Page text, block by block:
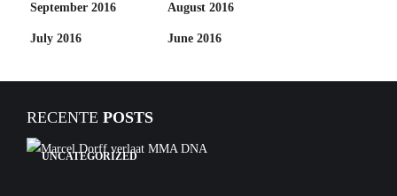
September 2016 August 2016
July 2016 June 2016
RECENTE POSTS
UNCATEGORIZED